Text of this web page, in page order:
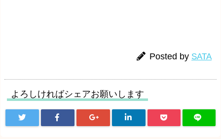
Posted by SATA
よろしければシェアお願いします